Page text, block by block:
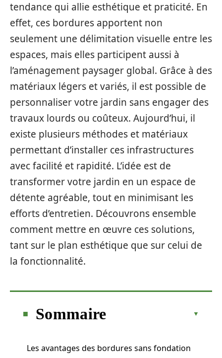
tendance qui allie esthétique et praticité. En
effet, ces bordures apportent non
seulement une délimitation visuelle entre les
espaces, mais elles participent aussi à
l’aménagement paysager global. Grâce à des
matériaux légers et variés, il est possible de
personnaliser votre jardin sans engager des
travaux lourds ou coûteux. Aujourd’hui, il
existe plusieurs méthodes et matériaux
permettant d’installer ces infrastructures
avec facilité et rapidité. L’idée est de
transformer votre jardin en un espace de
détente agréable, tout en minimisant les
efforts d’entretien. Découvrons ensemble
comment mettre en œuvre ces solutions,
tant sur le plan esthétique que sur celui de
la fonctionnalité.
Sommaire
Les avantages des bordures sans fondation